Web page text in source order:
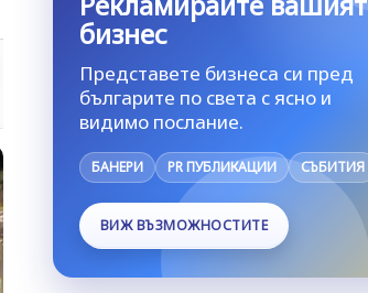
бизнес
Представете бизнеса си пред
българите по света с ясно и
видимо послание.
БАНЕРИ PR ПУБЛИКАЦИИ СЪБИТИЯ
ВИЖ ВЪЗМОЖНОСТИТЕ